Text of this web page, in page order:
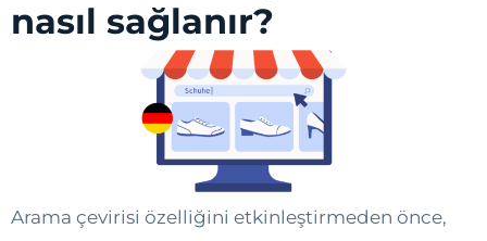
nasıl sağlanır?
Arama çevirisi özelliğini etkinleştirmeden önce,